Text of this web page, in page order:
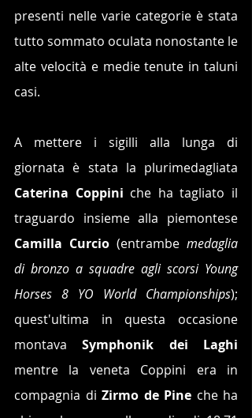
presenti nelle varie categorie è stata
tutto sommato oculata nonostante le
alte velocità e medie tenute in taluni
casi.
A mettere i sigilli alla lunga di
giornata è stata la plurimedagliata
Caterina Coppini che ha tagliato il
Camilla Curcio (entrambe medaglia
di bronzo a squadre agli scorsi Young
Horses 8 YO World Championships);
quest'ultima in questa occasione
montava Symphonik dei Laghi
mentre la veneta Coppini era in
compagnia di Zirmo de Pine che ha